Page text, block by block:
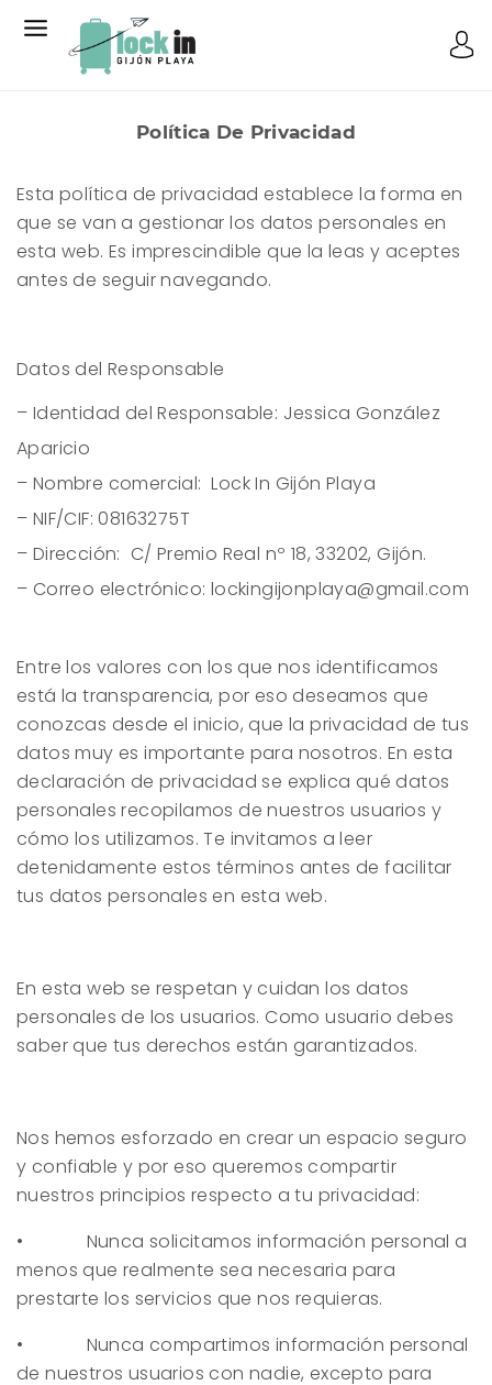
Política De Privacidad
Esta política de privacidad establece la forma en
que se van a gestionar los datos personales en
esta web. Es imprescindible que la leas y aceptes
antes de seguir navegando.
Datos del Responsable
– Identidad del Responsable: Jessica González
Aparicio
– Nombre comercial: Lock In Gijón Playa
– NIF/CIF: 08163275T
– Dirección: C/ Premio Real nº 18, 33202, Gijón.
– Correo electrónico: lockingijonplaya@gmail.com
Entre los valores con los que nos identificamos
está la transparencia, por eso deseamos que
conozcas desde el inicio, que la privacidad de tus
datos muy es importante para nosotros. En esta
declaración de privacidad se explica qué datos
personales recopilamos de nuestros usuarios y
cómo los utilizamos. Te invitamos a leer
detenidamente estos términos antes de facilitar
tus datos personales en esta web.
En esta web se respetan y cuidan los datos
personales de los usuarios. Como usuario debes
saber que tus derechos están garantizados.
Nos hemos esforzado en crear un espacio seguro
y confiable y por eso queremos compartir
nuestros principios respecto a tu privacidad:
• Nunca solicitamos información personal a
menos que realmente sea necesaria para
prestarte los servicios que nos requieras.
• Nunca compartimos información personal
de nuestros usuarios con nadie, excepto para